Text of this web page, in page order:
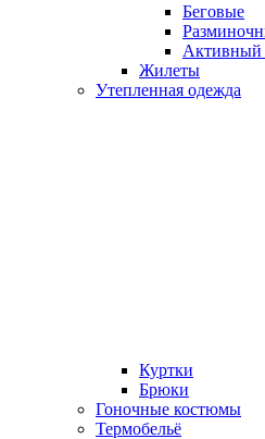
Беговые
Активный
Жилеты
Утепленная одежда
Куртки
Брюки
Гоночные костюмы
Термобельё